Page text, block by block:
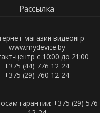
Рассылка
магазин видеоигр
www.mydevice.by
центр с 10:00 до 21:00
+375 (44) 776-12-24
+375 (29) 760-12-24
гарантии: +375 (29) 576-